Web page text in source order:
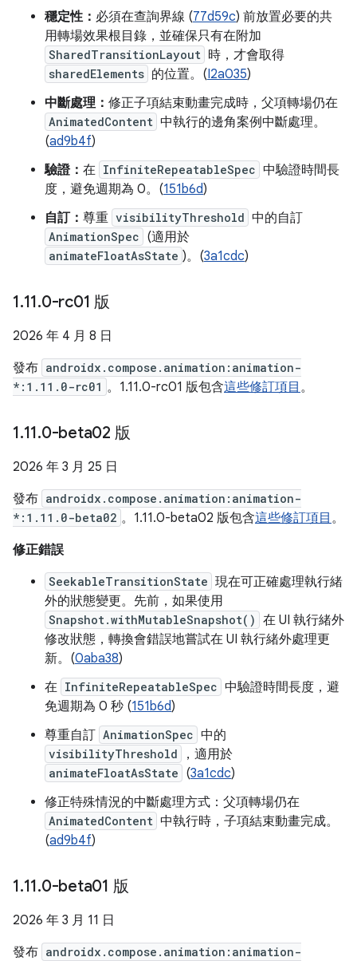
穩定性： 必須在查詢界線 (77d59c) 前放置必要的共
用轉場效果根目錄，並確保只有在附加
SharedTransitionLayout 時，才會取得
sharedElements 的位置。(I2a035)
中斷處理： 修正子項結束動畫完成時，父項轉場仍在
AnimatedContent 中執行的邊角案例中斷處理。
(ad9b4f)
驗證： 在 InfiniteRepeatableSpec 中驗證時間長
度，避免週期為 0。(151b6d)
自訂： 尊重 visibilityThreshold 中的自訂
AnimationSpec (適用於
animateFloatAsState )。(3a1cdc)
1.11.0-rc01 版
2026 年 4 月 8 日
發布 androidx.compose.animation:animation-
*:1.11.0-rc01 。1.11.0-rc01 版包含這些修訂項目 。
1.11.0-beta02 版
2026 年 3 月 25 日
發布 androidx.compose.animation:animation-
*:1.11.0-beta02 。1.11.0-beta02 版包含這些修訂項目 。
修正錯誤
SeekableTransitionState 現在可正確處理執行緒
外的狀態變更。先前，如果使用
Snapshot.withMutableSnapshot() 在 UI 執行緒外
修改狀態，轉換會錯誤地嘗試在 UI 執行緒外處理更
新。(0aba38)
在 InfiniteRepeatableSpec 中驗證時間長度，避
免週期為 0 秒 (151b6d)
尊重自訂 AnimationSpec 中的
visibilityThreshold ，適用於
animateFloatAsState (3a1cdc)
修正特殊情況的中斷處理方式：父項轉場仍在
AnimatedContent 中執行時，子項結束動畫完成。
(ad9b4f)
1.11.0-beta01 版
2026 年 3 月 11 日
發布 androidx.compose.animation:animation-